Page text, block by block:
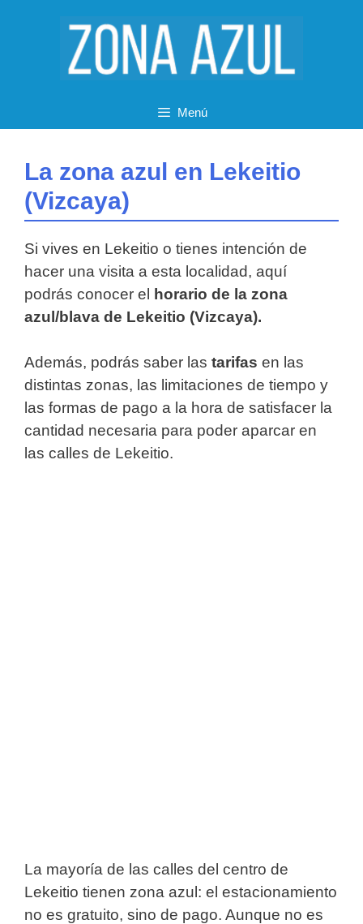
Menú
La zona azul en Lekeitio
(Vizcaya)
Si vives en Lekeitio o tienes intención de
hacer una visita a esta localidad, aquí
podrás conocer el horario de la zona
azul/blava de Lekeitio (Vizcaya).
Además, podrás saber las tarifas en las
distintas zonas, las limitaciones de tiempo y
las formas de pago a la hora de satisfacer la
cantidad necesaria para poder aparcar en
las calles de Lekeitio.
La mayoría de las calles del centro de
Lekeitio tienen zona azul: el estacionamiento
no es gratuito, sino de pago. Aunque no es